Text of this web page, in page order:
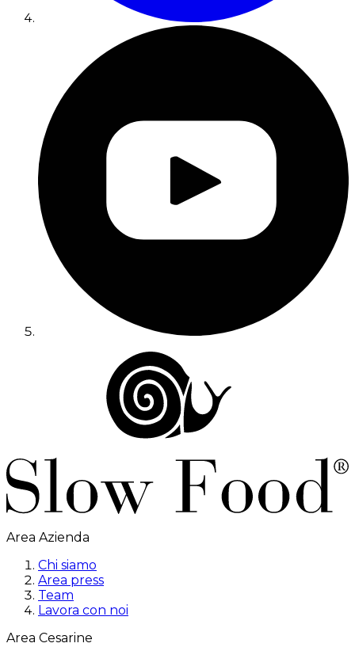
Area Azienda
Chi siamo
Area press
Team
Lavora con noi
Area Cesarine